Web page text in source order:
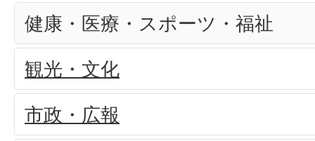
健康・医療・スポーツ・福祉
観光・文化
市政・広報